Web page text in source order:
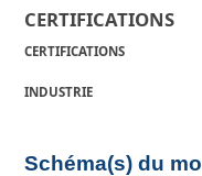
CERTIFICATIONS
CERTIFICATIONS
INDUSTRIE
Schéma(s) du